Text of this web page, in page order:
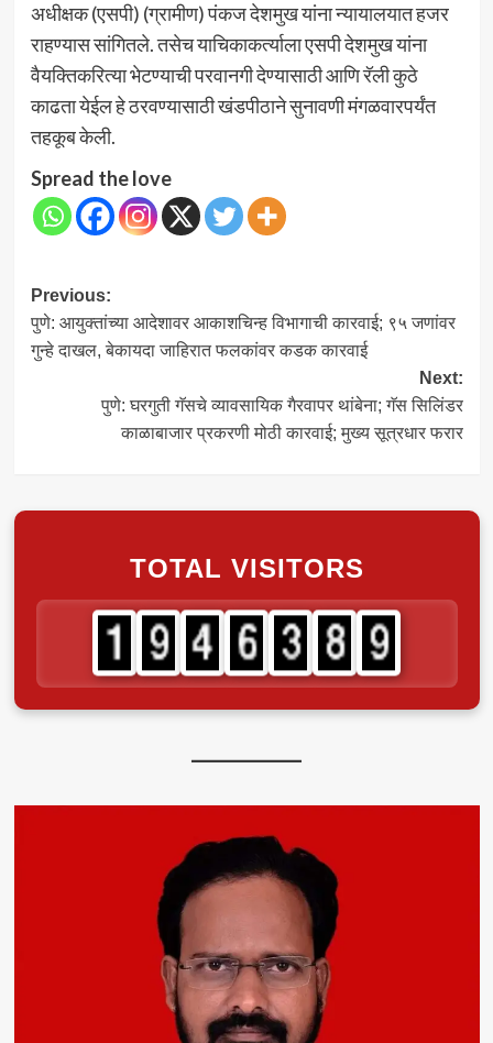
अधीक्षक (एसपी) (ग्रामीण) पंकज देशमुख यांना न्यायालयात हजर
राहण्यास सांगितले. तसेच याचिकाकर्त्याला एसपी देशमुख यांना
वैयक्तिकरित्या भेटण्याची परवानगी देण्यासाठी आणि रॅली कुठे
काढता येईल हे ठरवण्यासाठी खंडपीठाने सुनावणी मंगळवारपर्यंत
तहकूब केली.
Spread the love
Post
navigation
Previous:
पुणे: आयुक्तांच्या आदेशावर आकाशचिन्ह विभागाची कारवाई; ९५ जणांवर
गुन्हे दाखल, बेकायदा जाहिरात फलकांवर कडक कारवाई
Next:
पुणे: घरगुती गॅसचे व्यावसायिक गैरवापर थांबेना; गॅस सिलिंडर
काळाबाजार प्रकरणी मोठी कारवाई; मुख्य सूत्रधार फरार
TOTAL VISITORS